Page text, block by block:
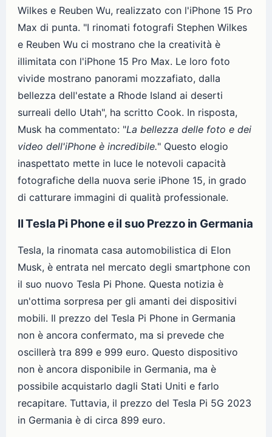
Wilkes e Reuben Wu, realizzato con l'iPhone 15 Pro
Max di punta. "I rinomati fotografi Stephen Wilkes
e Reuben Wu ci mostrano che la creatività è
illimitata con l'iPhone 15 Pro Max. Le loro foto
vivide mostrano panorami mozzafiato, dalla
bellezza dell'estate a Rhode Island ai deserti
surreali dello Utah", ha scritto Cook. In risposta,
Musk ha commentato: "La bellezza delle foto e dei
video dell'iPhone è incredibile." Questo elogio
inaspettato mette in luce le notevoli capacità
fotografiche della nuova serie iPhone 15, in grado
di catturare immagini di qualità professionale.
Il Tesla Pi Phone e il suo Prezzo in Germania
Tesla, la rinomata casa automobilistica di Elon
Musk, è entrata nel mercato degli smartphone con
il suo nuovo Tesla Pi Phone. Questa notizia è
un'ottima sorpresa per gli amanti dei dispositivi
mobili. Il prezzo del Tesla Pi Phone in Germania
non è ancora confermato, ma si prevede che
oscillerà tra 899 e 999 euro. Questo dispositivo
non è ancora disponibile in Germania, ma è
possibile acquistarlo dagli Stati Uniti e farlo
recapitare. Tuttavia, il prezzo del Tesla Pi 5G 2023
in Germania è di circa 899 euro.